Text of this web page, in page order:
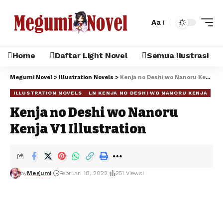
Aa
Home Daftar Light Novel Semua Ilustrasi
Megumi Novel > Illustration Novels > Kenja no Deshi wo Nanoru Kenja V1 Illustration
ILLUSTRATION NOVELS LN KENJA NO DESHI WO NANORU KENJA
Kenja no Deshi wo Nanoru
Kenja V1 Illustration
byMegumi Februari 18, 2022 251 Views